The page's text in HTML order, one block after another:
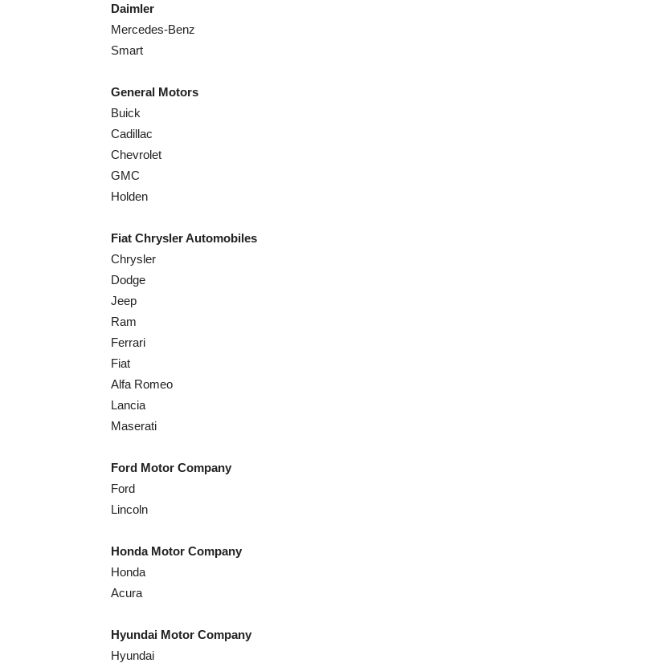
Daimler
Mercedes-Benz
Smart
General Motors
Buick
Cadillac
Chevrolet
GMC
Holden
Fiat Chrysler Automobiles
Chrysler
Dodge
Jeep
Ram
Ferrari
Fiat
Alfa Romeo
Lancia
Maserati
Ford Motor Company
Ford
Lincoln
Honda Motor Company
Honda
Acura
Hyundai Motor Company
Hyundai